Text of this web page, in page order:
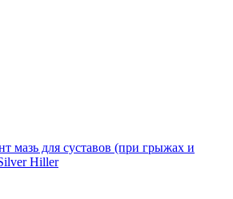
для суставов (при грыжах и
Hiller